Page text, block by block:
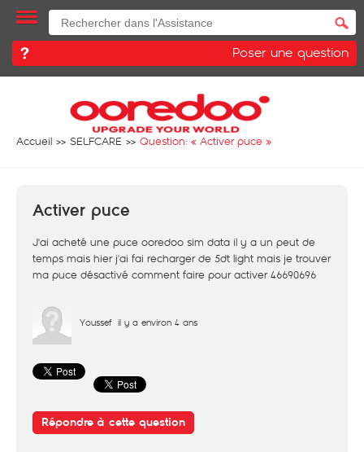
Poser une question
Accueil SELFCARE Question: « Activer puce »
Activer puce
J'ai acheté une puce ooredoo sim data il y a un peut de
temps mais hier j'ai fai recharger de 5dt light mais je trouver
ma puce désactivé comment faire pour activer 46690696
Youssef il y a environ 4 ans
Répondre à cette question